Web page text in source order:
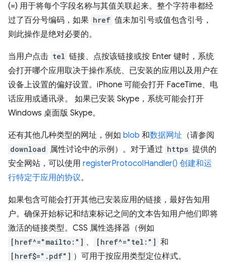
(=) 用于将每个字段名称与其值关联起来。整个字符串都经
过了百分号编码，如果 href 值未加引号或值包含引号，
则此操作是绝对必要的。
当用户点击 tel 链接、点按该链接或按 Enter 键时，系统
会打开哪个应用取决于操作系统、已安装的应用以及用户在
设备上设置的偏好设置。iPhone 可能会打开 FaceTime、电
话应用或通讯录。 如果已安装 Skype，系统可能会打开
Windows 桌面版 Skype。
还有其他几种类型的网址，例如 blob 和数据网址 （请参阅
download 属性讨论中的示例）。对于通过 https 提供的
安全网站，可以使用 registerProtocolHandler() 创建和运
行特定于应用的协议。
如果包含可能会打开其他已安装应用的链接，最好告知用
户。确保开始标记和结束标记之间的文本告知用户他们即将
激活的链接类型。CSS 属性选择器（例如
[href^="mailto:"] 、 [href^="tel:"] 和
[href$=".pdf"] ）可用于按应用类型定位样式。